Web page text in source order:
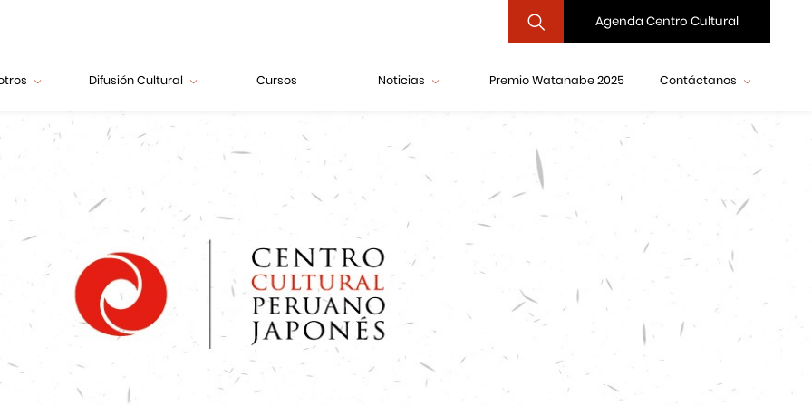
Agenda Centro Cultural
Difusión Cultural Cursos Noticias Premio Watanabe 2025 Contáctanos